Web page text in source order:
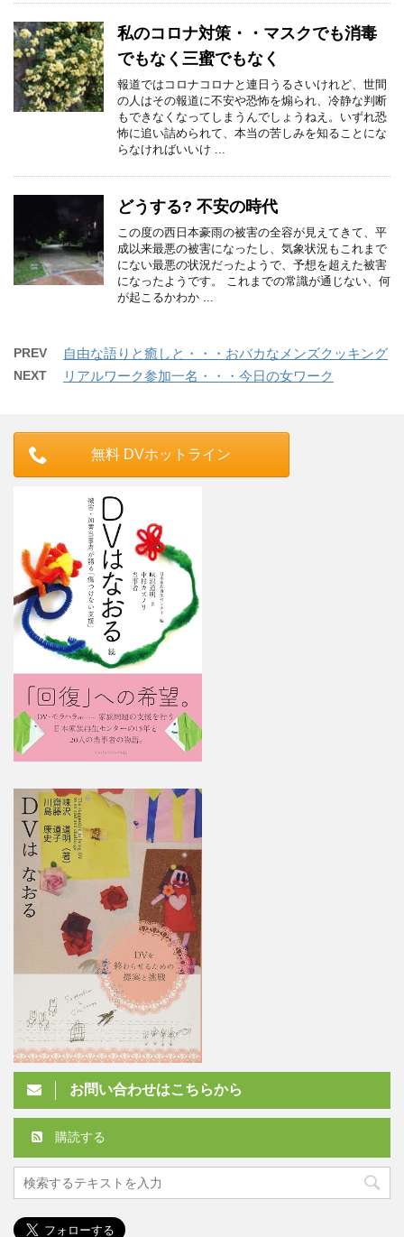
私のコロナ対策・・マスクでも消毒
でもなく三蜜でもなく
報道ではコロナコロナと連日うるさいけれど、世間
の人はその報道に不安や恐怖を煽られ、冷静な判断
もできなくなってしまうんでしょうねえ。いずれ恐
怖に追い詰められて、本当の苦しみを知ることにな
らなければいいけ ...
どうする? 不安の時代
この度の西日本豪雨の被害の全容が見えてきて、平
成以来最悪の被害になったし、気象状況もこれまで
にない最悪の状況だったようで、予想を超えた被害
になったようです。 これまでの常識が通じない、何
が起こるかわか ...
PREV 自由な語りと癒しと・・・おバカなメンズクッキング
NEXT リアルワーク参加一名・・・今日の女ワーク
無料 DVホットライン
お問い合わせはこちらから
購読する